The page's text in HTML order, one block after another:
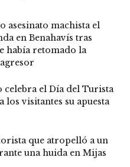
asesinato machista el
en Benahavís tras
había retomado la
celebra el Día del Turista
los visitantes su apuesta
que atropelló a un
una huida en Mijas